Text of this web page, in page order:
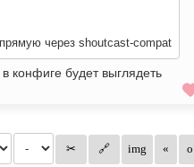
через shoutcast-compat
конфиге будет выглядеть